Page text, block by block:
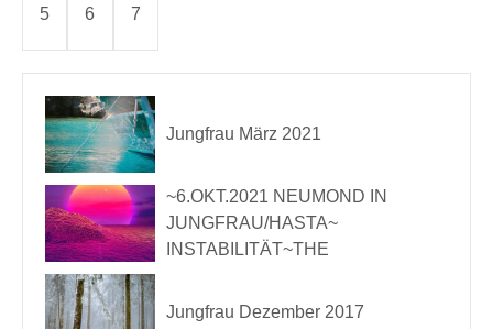
5 6 7
Jungfrau März 2021
~6.OKT.2021 NEUMOND IN
JUNGFRAU/HASTA~
INSTABILITÄT~THE
Jungfrau Dezember 2017